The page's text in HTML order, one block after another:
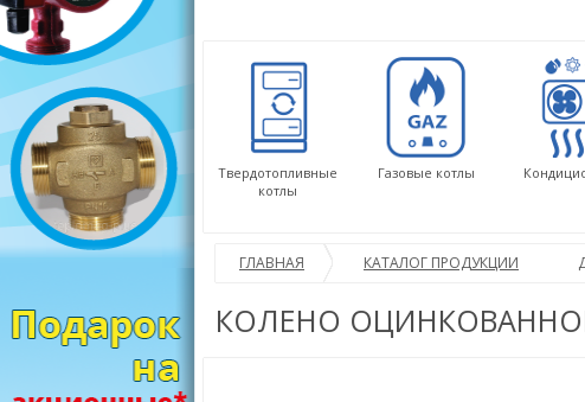
Твердотопливные
котлы
Газовые котлы
ГЛАВНАЯ КАТАЛОГ ПРОДУКЦИИ
КОЛЕНО